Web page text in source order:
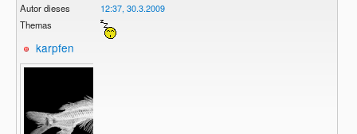
Autor dieses
Themas
karpfen
12:37, 30.3.2009